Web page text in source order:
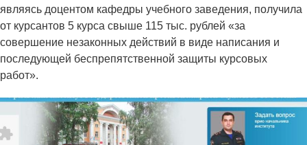
являясь доцентом кафедры учебного заведения, получила
от курсантов 5 курса свыше 115 тыс. рублей «за
совершение незаконных действий в виде написания и
последующей беспрепятственной защиты курсовых
работ».